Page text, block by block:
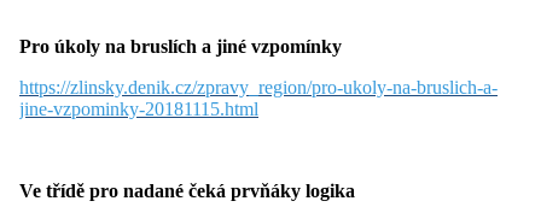
Pro úkoly na bruslích a jiné vzpomínky
https://zlinsky.denik.cz/zpravy_region/pro-ukoly-na-bruslich-a-
jine-vzpominky-20181115.html
Ve třídě pro nadané čeká prvňáky logika